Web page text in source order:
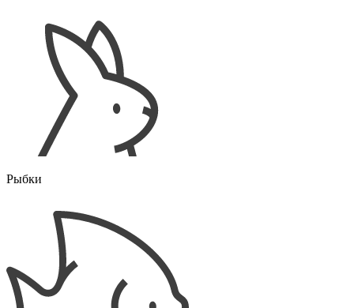
Рыбки